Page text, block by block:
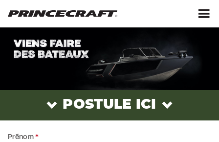
au
au
page
des
POSTULE ICI
Prénom*